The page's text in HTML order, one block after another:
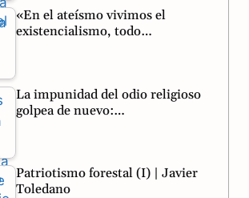
a
p
«En el ateísmo vivimos el
existencialismo, todo…
La impunidad del odio religioso
golpea de nuevo:…
Patriotismo forestal (I) | Javier
Toledano